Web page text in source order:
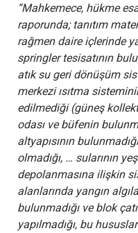
“Mahkemece, hükme
raporunda; tanıtım
rağmen daire içlerinde
springler tesisatının
atık su geri dönüşüm
merkezi ısıtma
edilmediği (güneş
odası ve büfenin
altyapısının
olmadığı, … sularının
depolanmasına ilişkin
alanlarında yangın
bulunmadığı ve blok
yapılmadığı, bu